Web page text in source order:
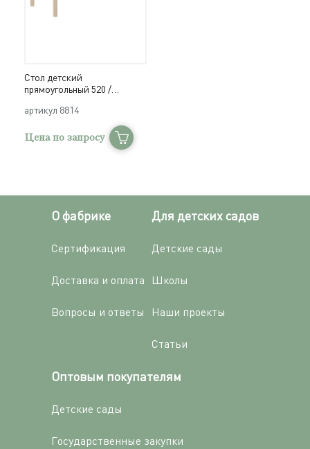
Стол детский
прямоугольный 520 /
артикул 8814
Цена по запросу
О фабрике
Сертификация
Доставка и оплата
Вопросы и ответы
Для детских садов
Детские сады
Школы
Наши проекты
Статьи
Оптовым покупателям
Детские сады
Государственные закупки